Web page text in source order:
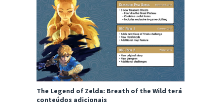
The Legend of Zelda: Breath of the Wild terá
conteúdos adicionais